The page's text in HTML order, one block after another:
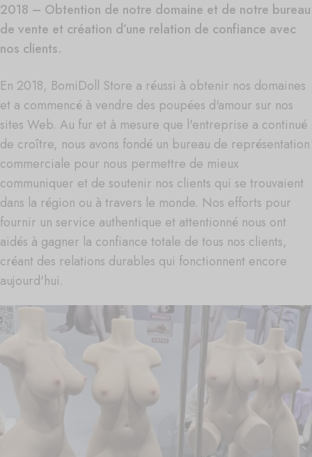
2018 – Obtention de notre domaine et de notre bureau
de vente et création d’une relation de confiance avec
nos clients.
En 2018, BomiDoll Store a réussi à obtenir nos domaines
et a commencé à vendre des poupées d'amour sur nos
sites Web. Au fur et à mesure que l'entreprise a continué
de croître, nous avons fondé un bureau de représentation
commerciale pour nous permettre de mieux
communiquer et de soutenir nos clients qui se trouvaient
dans la région ou à travers le monde. Nos efforts pour
fournir un service authentique et attentionné nous ont
aidés à gagner la confiance totale de tous nos clients,
créant des relations durables qui fonctionnent encore
aujourd'hui.